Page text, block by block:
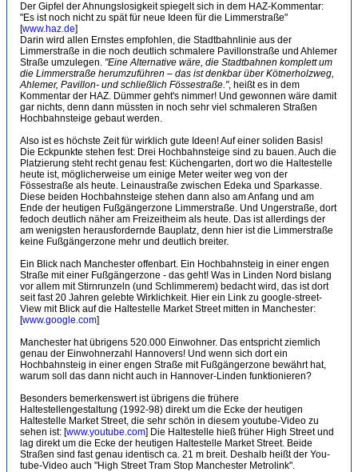
Der Gipfel der Ahnungslosigkeit spiegelt sich in dem HAZ-Kommentar:
"Es ist noch nicht zu spät für neue Ideen für die Limmerstraße"
[www.haz.de]
Darin wird allen Ernstes empfohlen, die Stadtbahnlinie aus der
Limmerstraße in die noch deutlich schmalere Pavillonstraße und Ahlemer
Straße umzulegen. "Eine Alternative wäre, die Stadtbahnen komplett um
die Limmerstraße herumzuführen – das ist denkbar über Kötnerholzweg,
Ahlemer, Pavillon- und schließlich Fössestraße.", heißt es in dem
Kommentar der HAZ. Dümmer geht's nimmer! Und gewonnen wäre damit
gar nichts, denn dann müssten in noch sehr viel schmaleren Straßen
Hochbahnsteige gebaut werden.
Also ist es höchste Zeit für wirklich gute Ideen! Auf einer soliden Basis!
Die Eckpunkte stehen fest: Drei Hochbahnsteige sind zu bauen. Auch die
Platzierung steht recht genau fest: Küchengarten, dort wo die Haltestelle
heute ist, möglicherweise um einige Meter weiter weg von der
Fössestraße als heute. Leinaustraße zwischen Edeka und Sparkasse.
Diese beiden Hochbahnsteige stehen dann also am Anfang und am
Ende der heutigen Fußgängerzone Limmerstraße. Und Ungerstraße, dort
fedoch deutlich näher am Freizeitheim als heute. Das ist allerdings der
am wenigsten herausfordernde Bauplatz, denn hier ist die Limmerstraße
keine Fußgängerzone mehr und deutlich breiter.
Ein Blick nach Manchester offenbart. Ein Hochbahnsteig in einer engen
Straße mit einer Fußgängerzone - das geht! Was in Linden Nord bislang
vor allem mit Stirnrunzeln (und Schlimmerem) bedacht wird, das ist dort
seit fast 20 Jahren gelebte Wirklichkeit. Hier ein Link zu google-street-
View mit Blick auf die Haltestelle Market Street mitten in Manchester:
[www.google.com]
Manchester hat übrigens 520.000 Einwohner. Das entspricht ziemlich
genau der Einwohnerzahl Hannovers! Und wenn sich dort ein
Hochbahnsteig in einer engen Straße mit Fußgängerzone bewährt hat,
warum soll das dann nicht auch in Hannover-Linden funktionieren?
Besonders bemerkenswert ist übrigens die frühere
Haltestellengestaltung (1992-98) direkt um die Ecke der heutigen
Haltestelle Market Street, die sehr schön in diesem youtube-Video zu
sehen ist: [www.youtube.com] Die Haltestelle hieß früher High Street und
lag direkt um die Ecke der heutigen Haltestelle Market Street. Beide
Straßen sind fast genau identisch ca. 21 m breit. Deshalb heißt der You-
tube-Video auch "High Street Tram Stop Manchester Metrolink".